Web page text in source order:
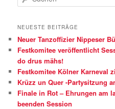
u
h
n
NEUESTE BEITRÄGE
Neuer Tanzoffizier Nippeser
Festkomitee veröffentlicht
do drus mähs!
Festkomitee Kölner Karneval
Krüzz un Quer -Partysitzung
Finale in Rot – Ehrungen am
beenden Session